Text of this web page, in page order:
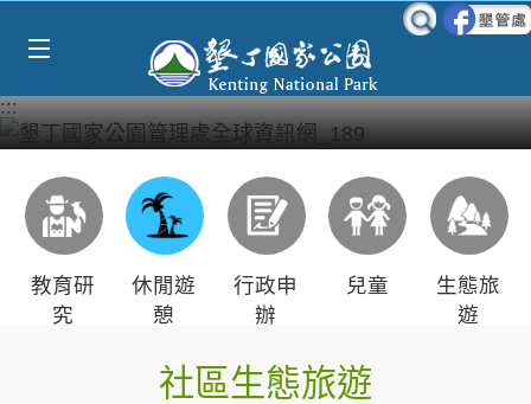
:::
教育研
究
休閒遊
憩
行政申
辦
兒童
生態旅
遊
社區生態旅遊